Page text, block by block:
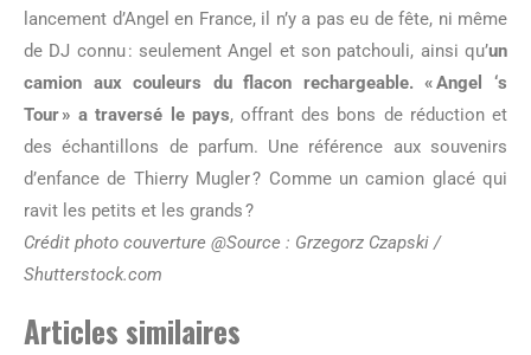
lancement d’Angel en France, il n’y a pas eu de fête, ni même
de DJ connu : seulement Angel et son patchouli, ainsi qu’un
camion aux couleurs du flacon rechargeable. « Angel ‘s
Tour » a traversé le pays, offrant des bons de réduction et
des échantillons de parfum. Une référence aux souvenirs
d’enfance de Thierry Mugler ? Comme un camion glacé qui
ravit les petits et les grands ?
Crédit photo couverture @Source : Grzegorz Czapski /
Shutterstock.com
Articles similaires